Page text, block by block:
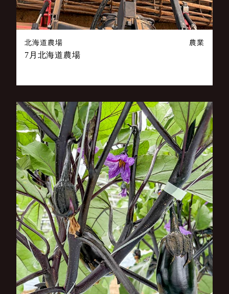
北海道農場 農業
7月北海道農場